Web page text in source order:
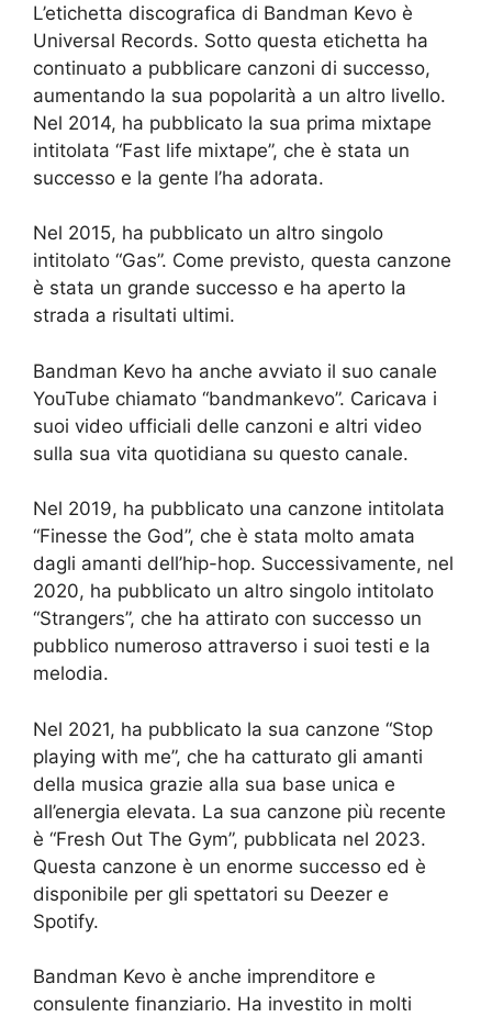
L’etichetta discografica di Bandman Kevo è
Universal Records. Sotto questa etichetta ha
continuato a pubblicare canzoni di successo,
aumentando la sua popolarità a un altro livello.
Nel 2014, ha pubblicato la sua prima mixtape
intitolata “Fast life mixtape”, che è stata un
successo e la gente l’ha adorata.
Nel 2015, ha pubblicato un altro singolo
intitolato “Gas”. Come previsto, questa canzone
è stata un grande successo e ha aperto la
strada a risultati ultimi.
Bandman Kevo ha anche avviato il suo canale
YouTube chiamato “bandmankevo”. Caricava i
suoi video ufficiali delle canzoni e altri video
sulla sua vita quotidiana su questo canale.
Nel 2019, ha pubblicato una canzone intitolata
“Finesse the God”, che è stata molto amata
dagli amanti dell’hip-hop. Successivamente, nel
2020, ha pubblicato un altro singolo intitolato
“Strangers”, che ha attirato con successo un
pubblico numeroso attraverso i suoi testi e la
melodia.
Nel 2021, ha pubblicato la sua canzone “Stop
playing with me”, che ha catturato gli amanti
della musica grazie alla sua base unica e
all’energia elevata. La sua canzone più recente
è “Fresh Out The Gym”, pubblicata nel 2023.
Questa canzone è un enorme successo ed è
disponibile per gli spettatori su Deezer e
Spotify.
Bandman Kevo è anche imprenditore e
consulente finanziario. Ha investito in molti